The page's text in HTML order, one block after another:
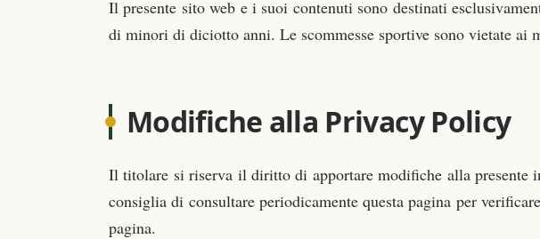
Il presente sito web e i suoi contenuti sono destinati
di minori di diciotto anni. Le scommesse sportive sono vietate ai
Modifiche alla Privacy Policy
Il titolare si riserva il diritto di apportare modifiche alla presente
consiglia di consultare periodicamente questa pagina per
pagina.